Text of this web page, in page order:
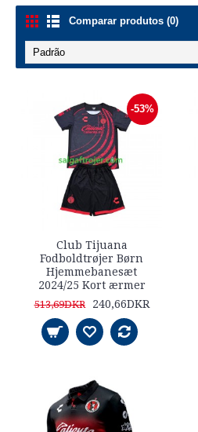
Comparar produtos (0)
-53%
Club Tijuana
Fodboldtrøjer Børn
Hjemmebanesæt
2024/25 Kort ærmer
513,69DKR 240,66DKR